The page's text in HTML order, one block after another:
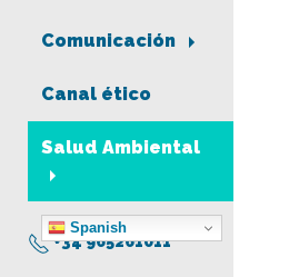
Comunicación
Canal ético
Salud Ambiental
Spanish
+34 965261011